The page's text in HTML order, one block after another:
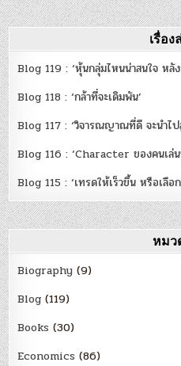
เรื่อง
Blog 119 : ‘หุ้นกลุ่มไหนน่าสนใจ หลัง
Blog 118 : ‘กล้าที่จะเดิมพัน’
Blog 117 : ‘วิจารณญาณที่ดี จะนำไป
Blog 116 : ‘Character ของคนเล่น
Blog 115 : ‘เทรดให้เร็วขึ้น หรือเลือ
หมว
Biography (9)
Blog (119)
Books (30)
Economics (86)